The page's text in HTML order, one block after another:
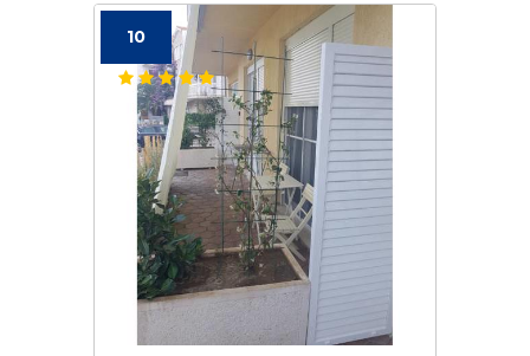
10